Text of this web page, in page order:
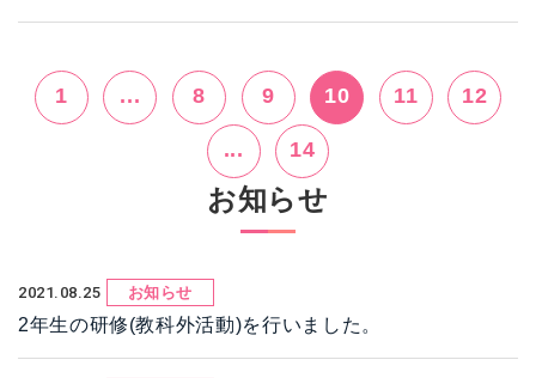
1 ... 8 9 10 11 12
... 14
お知らせ
2021.08.25 お知らせ
2年生の研修(教科外活動)を行いました。